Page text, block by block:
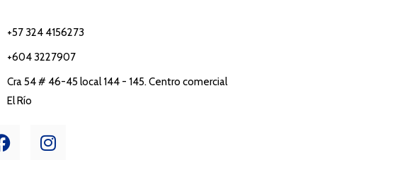
+57 324 4156273
+604 3227907
Cra 54 # 46-45 local 144 - 145. Centro comercial
El Río
F
a
I
n